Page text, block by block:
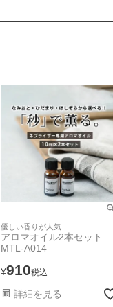
優しい香りが人気
アロマオイル2本セット
MTL-A014
¥910税込
詳細を見る